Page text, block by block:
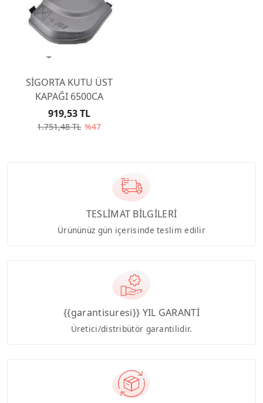
SİGORTA KUTU ÜST
KAPAĞI 6500CA
1.751,48 TL %47
919,53 TL
TESLİMAT BİLGİLERİ
Ürününüz gün içerisinde teslim edilir
{{garantisuresi}} YIL GARANTİ
Üretici/distribütör garantilidir.